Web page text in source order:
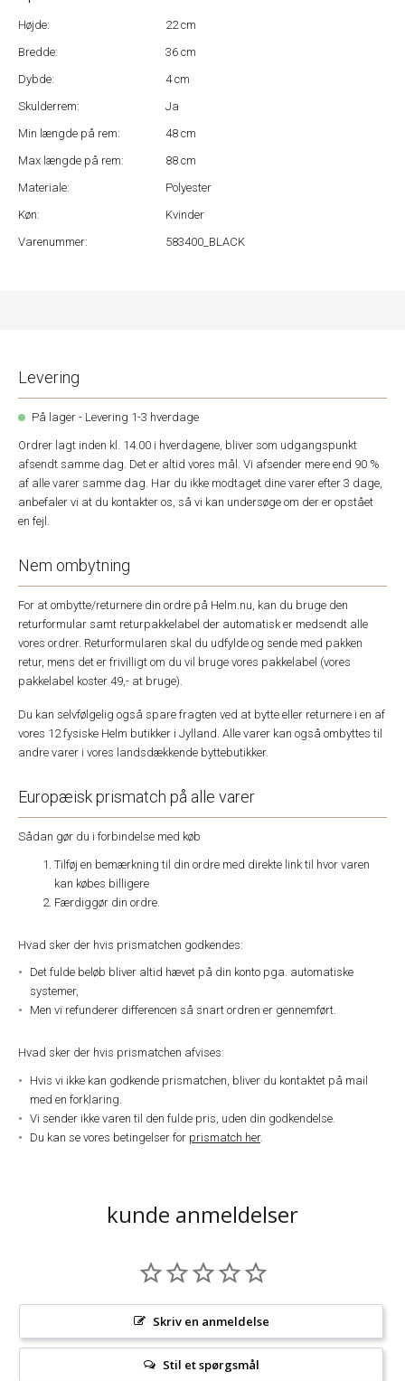
Højde:
22 cm
Bredde:
36 cm
Dybde:
4 cm
Skulderrem:
Ja
Min længde på rem:
48 cm
Max længde på rem:
88 cm
Materiale:
Polyester
Køn:
Kvinder
Varenummer:
583400_BLACK
Levering
På lager - Levering 1-3 hverdage
Ordrer lagt inden kl. 14.00 i hverdagene, bliver som udgangspunkt
afsendt samme dag. Det er altid vores mål. Vi afsender mere end 90 %
af alle varer samme dag. Har du ikke modtaget dine varer efter 3 dage,
anbefaler vi at du kontakter os, så vi kan undersøge om der er opstået
en fejl.
Nem ombytning
For at ombytte/returnere din ordre på Helm.nu, kan du bruge den
returformular samt returpakkelabel der automatisk er medsendt alle
vores ordrer. Returformularen skal du udfylde og sende med pakken
retur, mens det er frivilligt om du vil bruge vores pakkelabel (vores
pakkelabel koster 49,- at bruge).
Du kan selvfølgelig også spare fragten ved at bytte eller returnere i en af
vores 12 fysiske Helm butikker i Jylland. Alle varer kan også ombyttes til
andre varer i vores landsdækkende byttebutikker.
Europæisk prismatch på alle varer
Sådan gør du i forbindelse med køb
Tilføj en bemærkning til din ordre med direkte link til hvor varen
kan købes billigere
Færdiggør din ordre.
Hvad sker der hvis prismatchen godkendes:
Det fulde beløb bliver altid hævet på din konto pga. automatiske
systemer,
Men vi refunderer differencen så snart ordren er gennemført.
Hvad sker der hvis prismatchen afvises:
Hvis vi ikke kan godkende prismatchen, bliver du kontaktet på mail
med en forklaring.
Vi sender ikke varen til den fulde pris, uden din godkendelse.
Du kan se vores betingelser for prismatch her.
kunde anmeldelser
Skriv en anmeldelse
Stil et spørgsmål